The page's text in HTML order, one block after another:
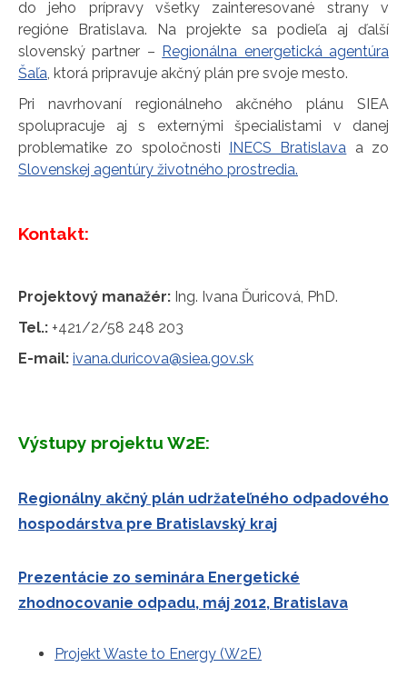
do jeho prípravy všetky zainteresované strany v
regióne Bratislava. Na projekte sa podieľa aj ďalší
slovenský partner – Regionálna energetická agentúra
Šaľa , ktorá pripravuje akčný plán pre svoje mesto.
Pri navrhovaní regionálneho akčného plánu SIEA
spolupracuje aj s externými špecialistami v danej
problematike zo spoločnosti INECS Bratislava a zo
Slovenskej agentúry životného prostredia.
Kontakt:
Projektový manažér: Ing. Ivana Ďuricová, PhD.
Tel.: +421/2/58 248 203
E-mail: ivana.duricova@siea.gov.sk
Výstupy projektu W2E:
Regionálny akčný plán udržateľného odpadového
hospodárstva pre Bratislavský kraj
Prezentácie zo seminára Energetické
zhodnocovanie odpadu, máj 2012, Bratislava
Projekt Waste to Energy (W2E)